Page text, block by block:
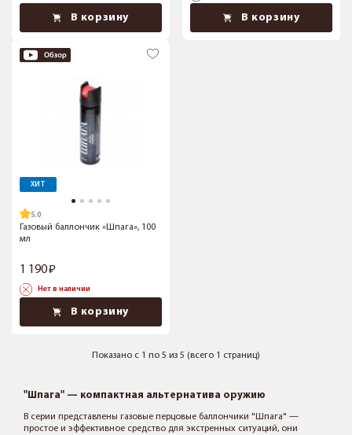
В корзину В корзину
ХИТ
5.0
Газовый баллончик «Шпага», 100
мл
1 190
Нет в наличии
В корзину
Показано с 1 по 5 из 5 (всего 1 страниц)
"Шпага" — компактная альтернатива оружию
В серии представлены газовые перцовые баллончики "Шпага" —
простое и эффективное средство для экстренных ситуаций, они